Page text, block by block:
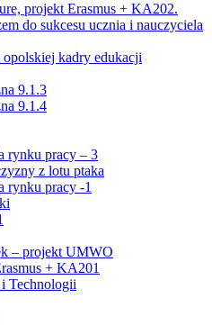
projekt Erasmus + KA202.
do sukcesu ucznia i nauczyciela
kadry edukacji
9.1.3
9.1.4
rynku pracy – 3
z lotu ptaka
rynku pracy -1
– projekt UMWO
+ KA201
Technologii